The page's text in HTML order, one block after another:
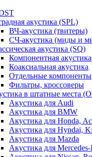
акустика (SPL)
ВЧ-акустика (твитеры)
СЧ-акустика (миды и
акустика (SQ)
Компонентная акустика
Коаксиальная акустика
Отдельные компоненты
Фильтры, кроссоверы
в штатные места
Акустика для Audi
Акустика для BMW
Акустика для Honda,
Акустика для Hyndai,
Акустика для Mazda
Акустика для